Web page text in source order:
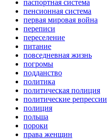
паспортная система
пенсионная система
первая мировая война
переписи
переселение
питание
повседневная жизнь
погромы
подданство
политика
политическая полиция
политические репрессии
полиция
польша
пороки
права женщин